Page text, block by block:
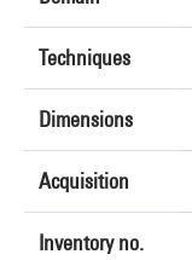
Techniques
Dimensions
Acquisition
Inventory no.